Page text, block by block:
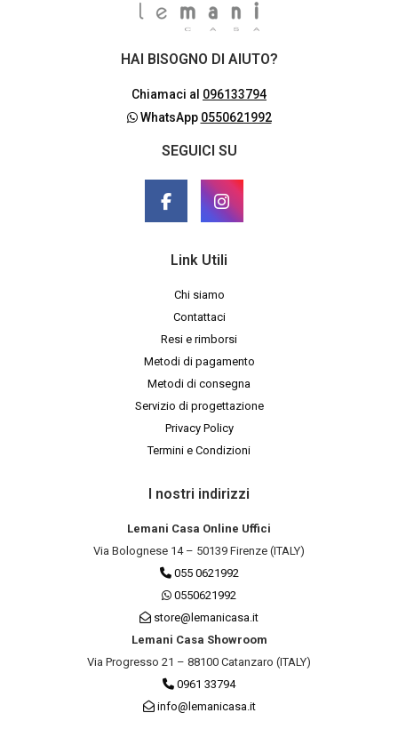
HAI BISOGNO DI AIUTO?
Chiamaci al 096133794
WhatsApp 0550621992
SEGUICI SU
Link Utili
Chi siamo
Contattaci
Resi e rimborsi
Metodi di pagamento
Metodi di consegna
Servizio di progettazione
Privacy Policy
Termini e Condizioni
I nostri indirizzi
Lemani Casa Online Uffici
Via Bolognese 14 – 50139 Firenze (ITALY)
055 0621992
0550621992
store@lemanicasa.it
Lemani Casa Showroom
Via Progresso 21 – 88100 Catanzaro (ITALY)
0961 33794
info@lemanicasa.it